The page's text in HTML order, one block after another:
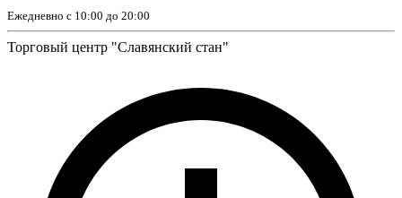
Ежедневно с 10:00 до 20:00
Торговый центр "Славянский стан"